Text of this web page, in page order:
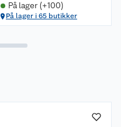
På lager (+100)
På lager i 65 butikker